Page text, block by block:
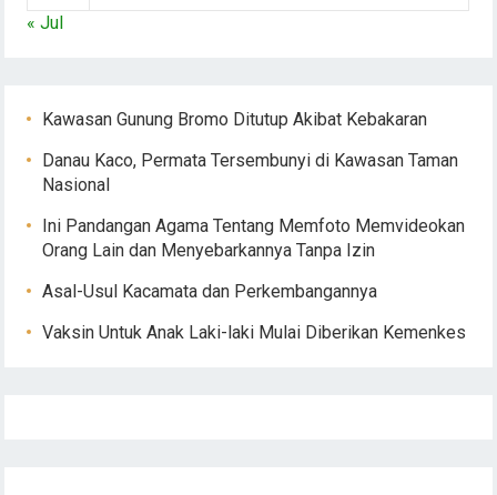
« Jul
Kawasan Gunung Bromo Ditutup Akibat Kebakaran
Danau Kaco, Permata Tersembunyi di Kawasan Taman
Nasional
Ini Pandangan Agama Tentang Memfoto Memvideokan
Orang Lain dan Menyebarkannya Tanpa Izin
Asal-Usul Kacamata dan Perkembangannya
Vaksin Untuk Anak Laki-laki Mulai Diberikan Kemenkes